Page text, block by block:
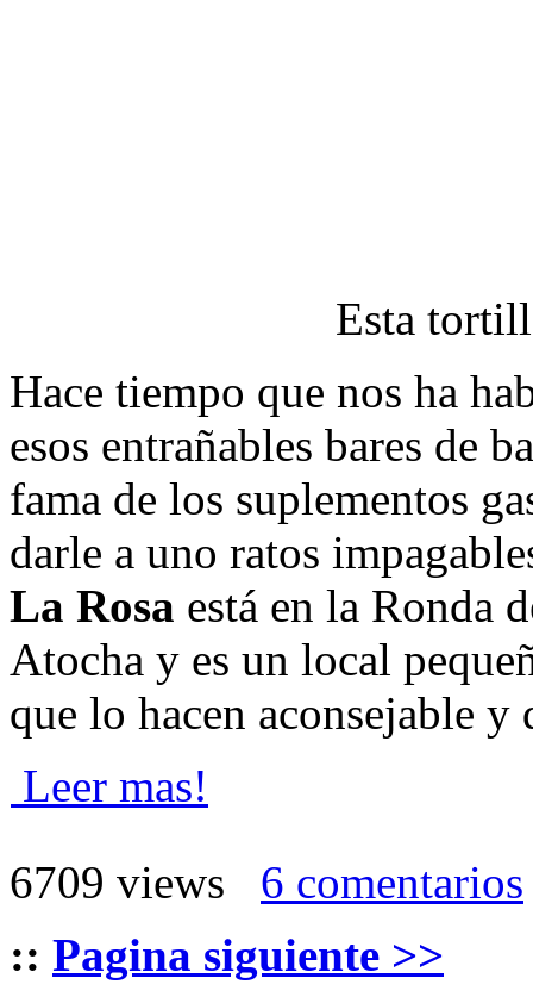
Esta
Hace tiempo que nos ha
esos entrañables bares de
fama de los suplementos
darle a uno ratos
La Rosa está en la Ronda
Atocha y es un local
que lo hacen aconsejable
Leer mas!
6709 views
6 comentarios
:: Pagina siguiente >>